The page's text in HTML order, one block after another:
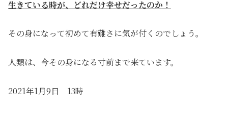
生きている時が、どれだけ幸せだったのか！
その身になって初めて有難さに気が付くのでしょう。
人類は、今その身になる寸前まで来ています。
2021年1月9日 13時